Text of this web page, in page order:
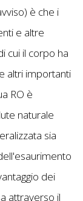
è che i
e altre
cui il corpo ha
altri importanti
RO è
naturale
sia
dei
attraverso il